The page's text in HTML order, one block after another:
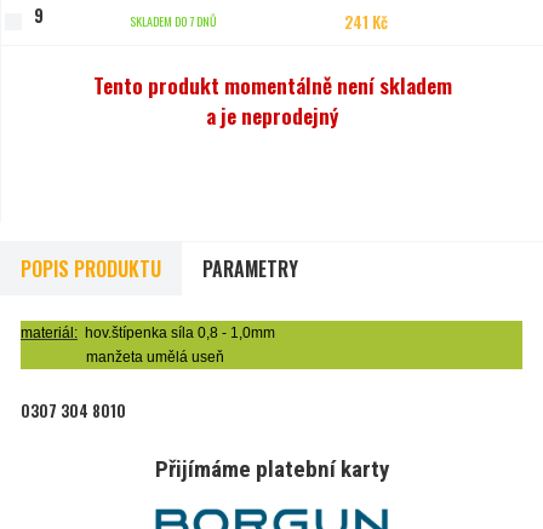
9 SKLADEM DO 7 DNŮ 241 Kč
Tento produkt momentálně není skladem
a je neprodejný
POPIS PRODUKTU PARAMETRY
materiál: hov.štípenka síla 0,8 - 1,0mm
manžeta umělá useň
0307 304 8010
Přijímáme platební karty